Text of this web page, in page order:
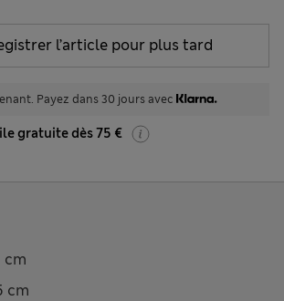
l’article pour plus tard
Payez dans 30 jours avec
gratuite dès 75 €
cm
cm